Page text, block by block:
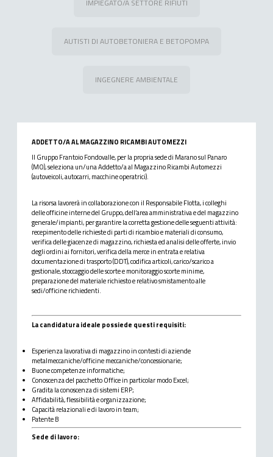
IMPIEGATO/A SETTORE RIFIUTI
AUTISTI DI AUTOBETONIERA E BETOPOMPA
INGEGNERE AMBIENTALE
ADDETTO/A AL MAGAZZINO RICAMBI AUTOMEZZI
Il Gruppo Frantoio Fondovalle, per la propria sede di Marano sul Panaro
(MO), seleziona un/una Addetto/a al Magazzino Ricambi Automezzi
(autoveicoli, autocarri, macchine operatrici).
La risorsa lavorerà in collaborazione con il Responsabile Flotta, i colleghi
delle officine interne del Gruppo, dell’area amministrativa e del magazzino
generale/impianti, per garantire la corretta gestione delle seguenti attività:
recepimento delle richieste di parti di ricambio e materiali di consumo,
verifica delle giacenze di magazzino, richiesta ed analisi delle offerte, invio
degli ordini ai fornitori, verifica della merce in entrata e relativa
documentazione di trasporto (DDT), codifica articoli, carico/scarico a
gestionale, stoccaggio delle scorte e monitoraggio scorte minime,
preparazione del materiale richiesto e relativo smistamento alle
sedi/officine richiedenti.
La candidatura ideale possiede questi requisiti:
Esperienza lavorativa di magazzino in contesti di aziende
metalmeccaniche/officine meccaniche/concessionarie;
Buone competenze informatiche;
Conoscenza del pacchetto Office in particolar modo Excel;
Gradita la conoscenza di sistemi ERP;
Affidabilità, flessibilità e organizzazione;
Capacità relazionali e di lavoro in team;
Patente B
Sede di lavoro: